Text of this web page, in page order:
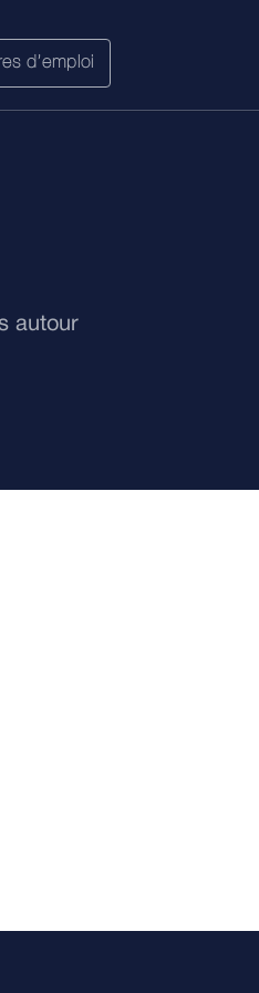
d’emploi
autour